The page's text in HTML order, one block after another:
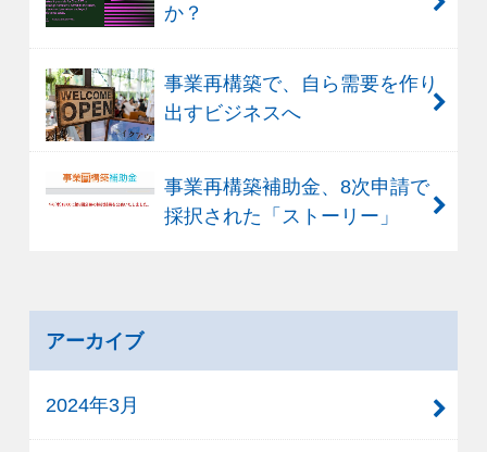
か？
事業再構築で、自ら需要を作り
出すビジネスへ
事業再構築補助金、8次申請で
採択された「ストーリー」
アーカイブ
2024年3月